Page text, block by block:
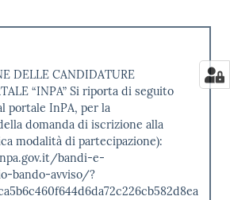
DELLE CANDIDATURE
“INPA” Si riporta di seguito
portale InPA, per la
domanda di iscrizione alla
modalità di partecipazione):
bandi-e-
bando-avviso/?